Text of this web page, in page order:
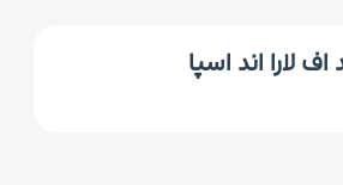
لارا اند اسپا